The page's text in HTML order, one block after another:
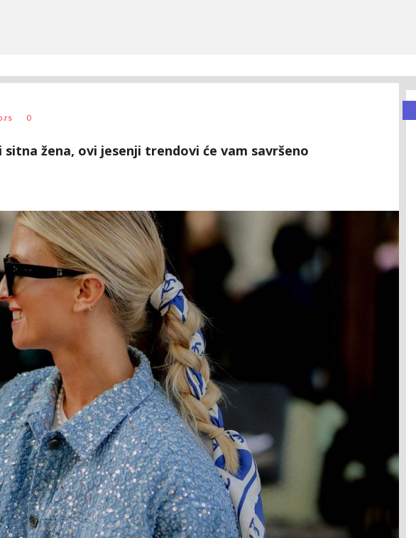
0
sitna žena, ovi jesenji trendovi će vam savršeno